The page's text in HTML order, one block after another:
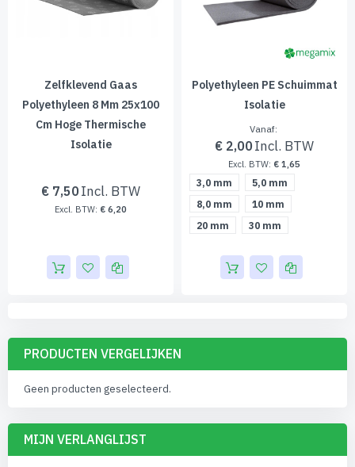
isolatiematerialen en andere producten.
Zelfklevend Gaas
Polyethyleen 8 Mm 25x100
Cm Hoge Thermische
Isolatie
€ 7,50
€ 6,20
Polyethyleen PE Schuimmat
Isolatie
Vanaf
€ 2,00
€ 1,65
3,0 mm
5,0 mm
8,0 mm
10 mm
20 mm
30 mm
PRODUCTEN VERGELIJKEN
Geen producten geselecteerd.
MIJN VERLANGLIJST